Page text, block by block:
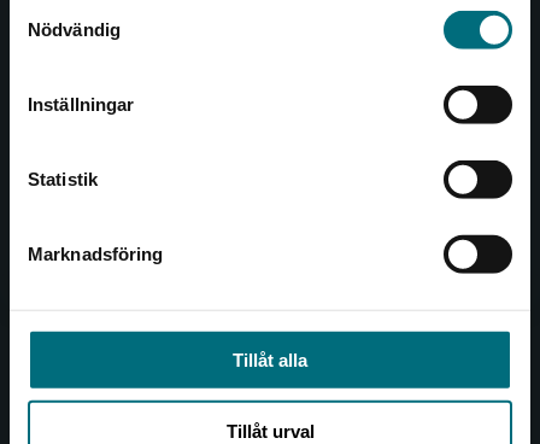
Nödvändig
Inställningar
Statistik
Marknadsföring
Tillåt alla
Tillåt urval
Sverige. För att kunna slutföra ett köp måste
Besöksadress:
Åkergränden 1
Kontakta kundservice
Köpvillkor
Allmänna länkar